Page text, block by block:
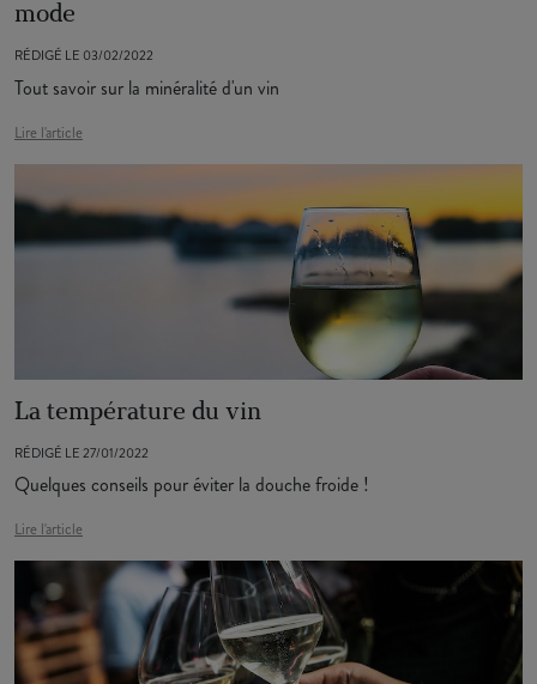
mode
RÉDIGÉ LE 03/02/2022
Tout savoir sur la minéralité d'un vin
Lire l'article
La température du vin
RÉDIGÉ LE 27/01/2022
Quelques conseils pour éviter la douche froide !
Lire l'article